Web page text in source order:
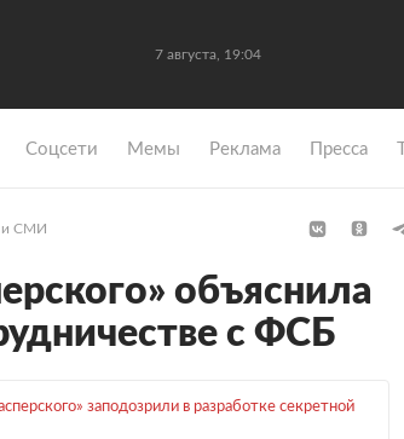
7 августа, 19:04
Coцсети Мемы Реклама Пресса
и СМИ
объяснила
с ФСБ
заподозрили в разработке секретной